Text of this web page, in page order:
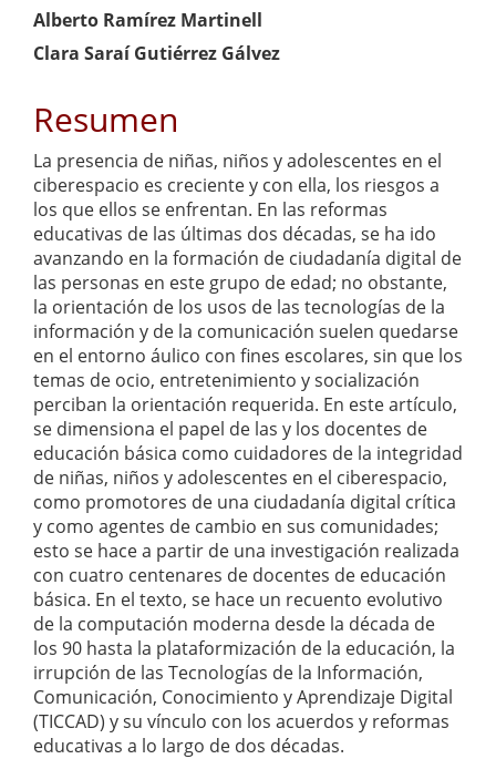
Contenido
principal
del
artículo
Alberto Ramírez Martinell
Clara Saraí Gutiérrez Gálvez
Resumen
La presencia de niñas, niños y adolescentes en el
ciberespacio es creciente y con ella, los riesgos a
los que ellos se enfrentan. En las reformas
educativas de las últimas dos décadas, se ha ido
avanzando en la formación de ciudadanía digital de
las personas en este grupo de edad; no obstante,
la orientación de los usos de las tecnologías de la
información y de la comunicación suelen quedarse
en el entorno áulico con fines escolares, sin que los
temas de ocio, entretenimiento y socialización
perciban la orientación requerida. En este artículo,
se dimensiona el papel de las y los docentes de
educación básica como cuidadores de la integridad
de niñas, niños y adolescentes en el ciberespacio,
como promotores de una ciudadanía digital crítica
y como agentes de cambio en sus comunidades;
esto se hace a partir de una investigación realizada
con cuatro centenares de docentes de educación
básica. En el texto, se hace un recuento evolutivo
de la computación moderna desde la década de
los 90 hasta la plataformización de la educación, la
irrupción de las Tecnologías de la Información,
Comunicación, Conocimiento y Aprendizaje Digital
(TICCAD) y su vínculo con los acuerdos y reformas
educativas a lo largo de dos décadas.